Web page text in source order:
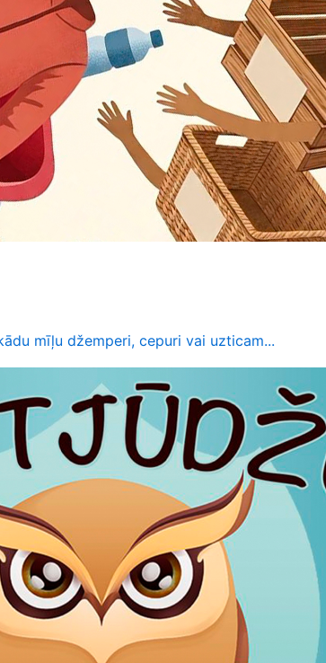
mīļu džemperi, cepuri vai uzticam...